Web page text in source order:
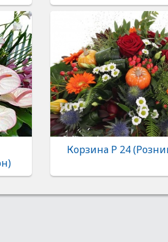
Корзина Р 24